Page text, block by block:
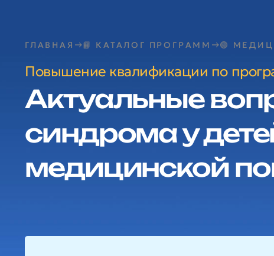
ГЛАВНАЯ 📙 КАТАЛОГ ПРОГРАММ 🟢
Повышение квалификации по
Актуальные
синдрома у
медицинской